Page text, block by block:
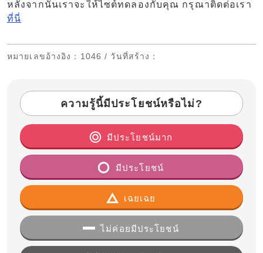
หลังจากนั้นเราจะให้ไซต์ทดลองกับคุณ กรุณาติดต่อเรา
ที่นี่
หมายเลขอ้างอิง ：1046 / วันที่สร้าง ：
ความรู้นี้มีประโยชน์หรือไม่?
มีประโยชน์มาก
มีประโยชน์
เฉยเฉย
ไม่ค่อยมีประโยชน์